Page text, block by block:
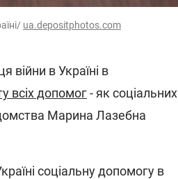
ua.depositphotos.com
війни в Україні в
всіх допомог- як соціальних
Марина Лазебна
соціальну допомогу в